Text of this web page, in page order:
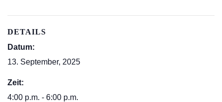
DETAILS
Datum:
13. September, 2025
Zeit:
4:00 p.m. - 6:00 p.m.